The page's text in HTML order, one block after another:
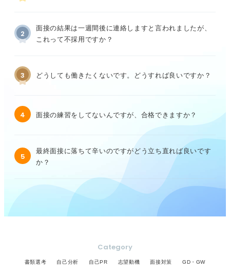
2
面接の結果は一週間後に連絡しますと言われましたが、
これって不採用ですか？
3 どうしても働きたくないです。どうすれば良いですか？
4 面接の練習をしてないんですが、合格できますか？
5
最終面接に落ちて辛いのですがどう立ち直れば良いです
か？
Category
書類選考 自己分析 自己PR 志望動機 面接対策 GD・GW